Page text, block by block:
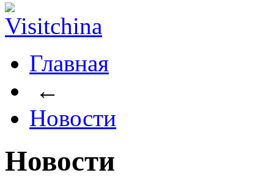
Главная
←
Новости
Новости